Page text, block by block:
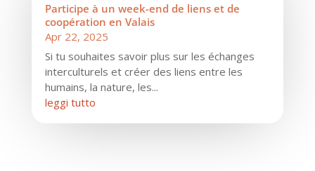
Participe à un week-end de liens et de
coopération en Valais
Apr 22, 2025
Si tu souhaites savoir plus sur les échanges
interculturels et créer des liens entre les
humains, la nature, les...
leggi tutto